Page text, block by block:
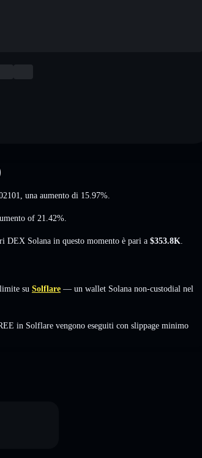
, una aumento di 15.97%
of 21.42%
DEX Solana in questo momento è pari a $353.8K
su Solflare — un wallet Solana non-custodial nel
in Solflare vengono eseguiti con slippage minimo